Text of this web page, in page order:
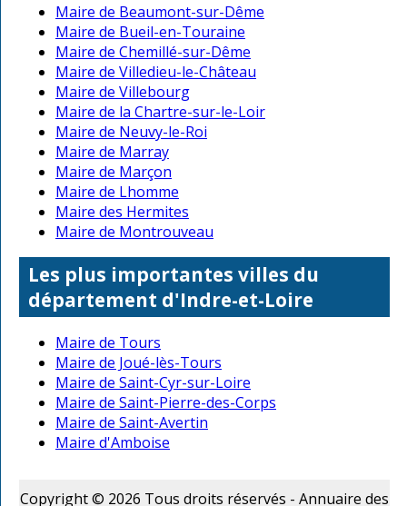
Maire de Beaumont-sur-Dême
Maire de Bueil-en-Touraine
Maire de Chemillé-sur-Dême
Maire de Villedieu-le-Château
Maire de Villebourg
Maire de la Chartre-sur-le-Loir
Maire de Neuvy-le-Roi
Maire de Marray
Maire de Marçon
Maire de Lhomme
Maire des Hermites
Maire de Montrouveau
Les plus importantes villes du
département d'Indre-et-Loire
Maire de Tours
Maire de Joué-lès-Tours
Maire de Saint-Cyr-sur-Loire
Maire de Saint-Pierre-des-Corps
Maire de Saint-Avertin
Maire d'Amboise
Copyright © 2026 Tous droits réservés - Annuaire des